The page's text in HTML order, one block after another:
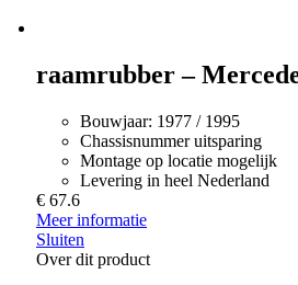
raamrubber –
Bouwjaar: 1977 / 1995
Chassisnummer uitsparing
Montage op locatie mogelijk
Levering in heel Nederland
€ 67.6
Meer informatie
Sluiten
Over dit product